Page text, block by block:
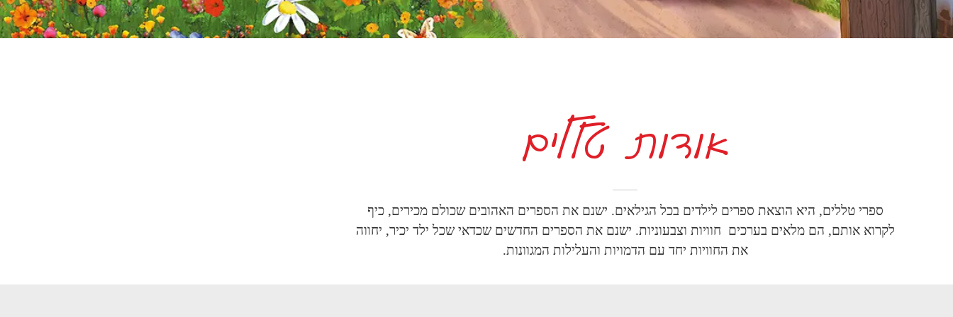
אודות טללים
ספרי טללים, היא הוצאת ספרים לילדים בכל הגילאים. ישנם את הספרים האהובים שכולם מכירים, כיף
לקרוא אותם, הם מלאים בערכים חוויות וצבעוניות. ישנם את הספרים החדשים שכדאי שכל ילד יכיר, יחווה
את החוויות יחד עם הדמויות והעלילות המגוונות.